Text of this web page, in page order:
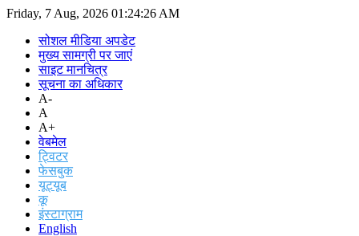
Friday, 7 Aug, 2026 01:24:26 AM
सोशल मीडिया अपडेट
मुख्य सामग्री पर जाएं
साइट मानचित्र
सूचना का अधिकार
A-
A
A+
वेबमेल
ट्विटर
फेसबुक
यूट्यूब
कू
इंस्टाग्राम
English